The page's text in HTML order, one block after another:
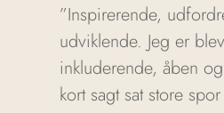
”Inspirerende,
udviklende. Jeg er
inkluderende, åben
kort sagt sat store